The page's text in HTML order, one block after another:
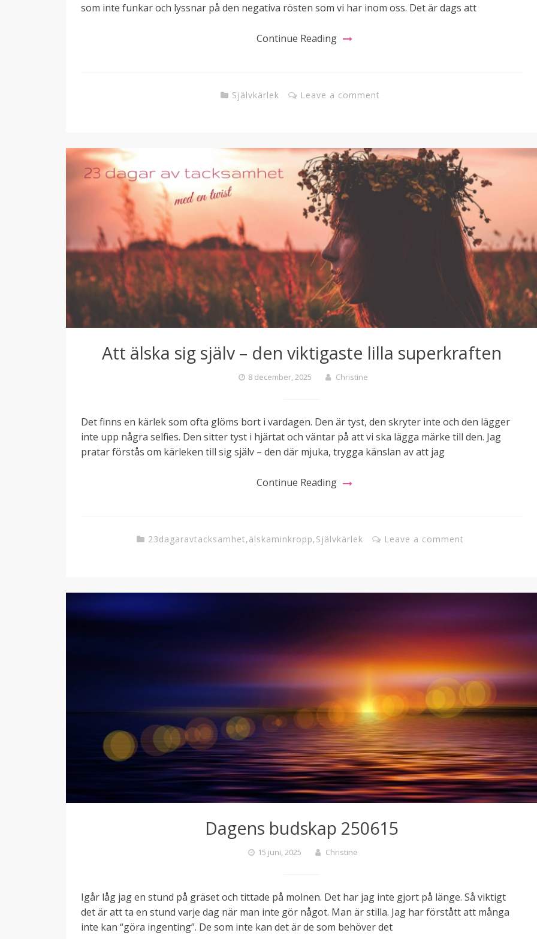
som inte funkar och lyssnar på den negativa rösten som vi har inom oss. Det är dags att
Continue Reading
Självkärlek Leave a comment
Att älska sig själv – den viktigaste lilla superkraften
8 december, 2025 Christine
Det finns en kärlek som ofta glöms bort i vardagen. Den är tyst, den skryter inte och den lägger
inte upp några selfies. Den sitter tyst i hjärtat och väntar på att vi ska lägga märke till den. Jag
pratar förstås om kärleken till sig själv – den där mjuka, trygga känslan av att jag
Continue Reading
23dagaravtacksamhet,älskaminkropp,Självkärlek Leave a comment
Dagens budskap 250615
15 juni, 2025 Christine
Igår låg jag en stund på gräset och tittade på molnen. Det har jag inte gjort på länge. Så viktigt
det är att ta en stund varje dag när man inte gör något. Man är stilla. Jag har förstått att många
inte kan “göra ingenting”. De som inte kan det är de som behöver det